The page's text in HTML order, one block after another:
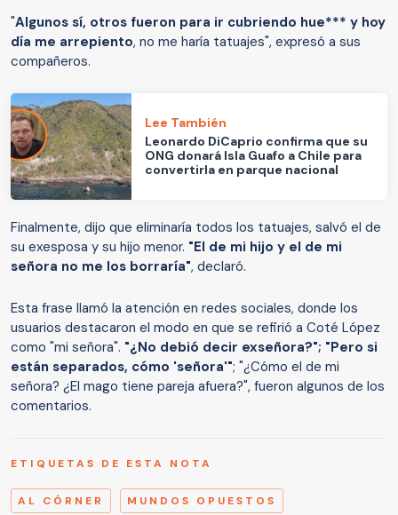
"Algunos sí, otros fueron para ir cubriendo hue*** y hoy
día me arrepiento, no me haría tatuajes", expresó a sus
compañeros.
Lee También
Leonardo DiCaprio confirma que su
ONG donará Isla Guafo a Chile para
convertirla en parque nacional
Finalmente, dijo que eliminaría todos los tatuajes, salvó el de
su exesposa y su hijo menor. "El de mi hijo y el de mi
señora no me los borraría", declaró.
Esta frase llamó la atención en redes sociales, donde los
usuarios destacaron el modo en que se refirió a Coté López
como "mi señora". "¿No debió decir exseñora?"; "Pero si
están separados, cómo 'señora'"; "¿Cómo el de mi
señora? ¿El mago tiene pareja afuera?", fueron algunos de los
comentarios.
ETIQUETAS DE ESTA NOTA
AL CÓRNER MUNDOS OPUESTOS